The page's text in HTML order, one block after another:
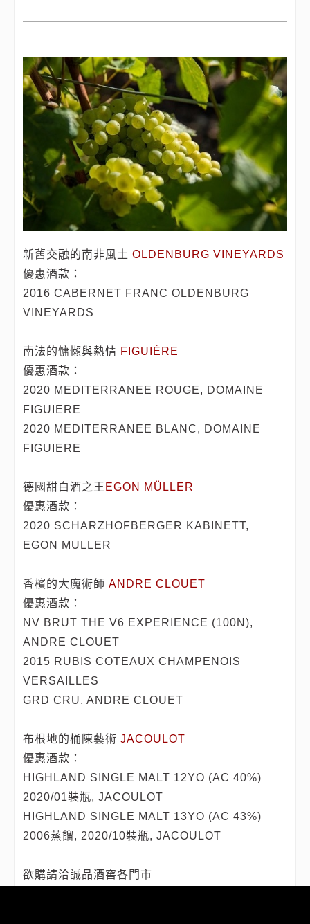
新舊交融的南非風土OLDENBURG VINEYARDS
優惠酒款：
2016 CABERNET FRANC OLDENBURG
VINEYARDS
南法的慵懶與熱情 FIGUIÈRE
優惠酒款：
2020 MEDITERRANEE ROUGE, DOMAINE
FIGUIERE
2020 MEDITERRANEE BLANC, DOMAINE
FIGUIERE
德國甜白酒之王 EGON MÜLLER
優惠酒款：
2020 SCHARZHOFBERGER KABINETT,
EGON MULLER
香檳的大魔術師ANDRE CLOUET
優惠酒款：
NV BRUT THE V6 EXPERIENCE (100N),
ANDRE CLOUET
2015 RUBIS COTEAUX CHAMPENOIS
VERSAILLES
GRD CRU, ANDRE CLOUET
布根地的桶陳藝術JACOULOT
優惠酒款：
HIGHLAND SINGLE MALT 12YO (AC 40%)
2020/01裝瓶, JACOULOT
HIGHLAND SINGLE MALT 13YO (AC 43%)
2006蒸餾, 2020/10裝瓶, JACOULOT
欲購請洽誠品酒窖各門市